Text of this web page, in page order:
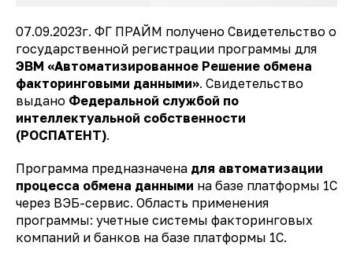
07.09.2023г. ФГ ПРАЙМ получено Свидетельство о
государственной регистрации программы для
ЭВМ «Автоматизированное Решение обмена
факторинговыми данными». Свидетельство
выдано Федеральной службой по
интеллектуальной собственности
(РОСПАТЕНТ).
Программа предназначена для автоматизации
процесса обмена данными на базе платформы 1С
через ВЭБ-сервис. Область применения
программы: учетные системы факторинговых
компаний и банков на базе платформы 1С.